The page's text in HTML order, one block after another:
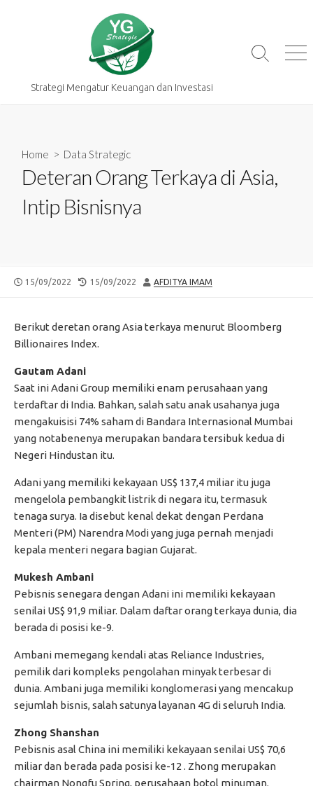
Strategi Mengatur Keuangan dan Investasi
Search
Home > Data Strategic
Deteran Orang Terkaya di Asia,
Intip Bisnisnya
PUBLISHED
15/09/2022
LAST
15/09/2022 AUTHOR
AFDITYA IMAM
Berikut deretan orang Asia terkaya menurut Bloomberg
Billionaires Index.
Gautam Adani
Saat ini Adani Group memiliki enam perusahaan yang
terdaftar di India. Bahkan, salah satu anak usahanya juga
mengakuisisi 74% saham di Bandara Internasional Mumbai
yang notabenenya merupakan bandara tersibuk kedua di
Negeri Hindustan itu.
Adani yang memiliki kekayaan US$ 137,4 miliar itu juga
mengelola pembangkit listrik di negara itu, termasuk
tenaga surya. Ia disebut kenal dekat dengan Perdana
Menteri (PM) Narendra Modi yang juga pernah menjadi
kepala menteri negara bagian Gujarat.
Mukesh Ambani
Pebisnis senegara dengan Adani ini memiliki kekayaan
senilai US$ 91,9 miliar. Dalam daftar orang terkaya dunia, dia
berada di posisi ke-9.
Ambani memegang kendali atas Reliance Industries,
pemilik dari kompleks pengolahan minyak terbesar di
dunia. Ambani juga memiliki konglomerasi yang mencakup
sejumlah bisnis, salah satunya layanan 4G di seluruh India.
Zhong Shanshan
Pebisnis asal China ini memiliki kekayaan senilai US$ 70,6
miliar dan berada pada posisi ke-12 . Zhong merupakan
chairman Nongfu Spring, perusahaan botol minuman.